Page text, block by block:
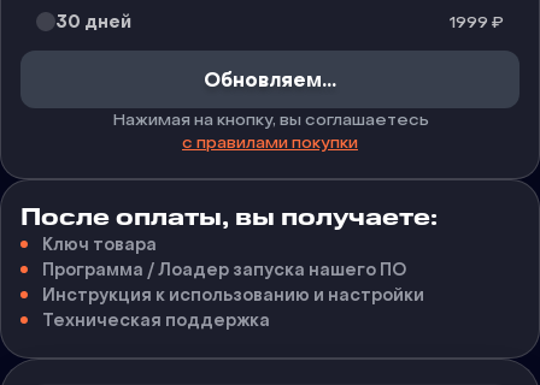
30 дней 1999 ₽
Обновляем...
Нажимая на кнопку, вы соглашаетесь
с правилами покупки
После оплаты, вы получаете:
Ключ товара
Программа / Лоадер запуска нашего ПО
Инструкция к использованию и настройки
Техническая поддержка